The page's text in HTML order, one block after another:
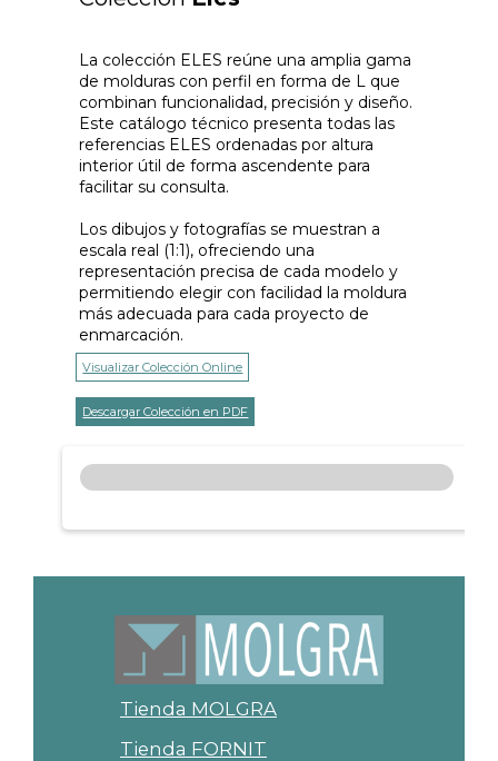
La colección ELES reúne una amplia gama
de molduras con perfil en forma de L que
combinan funcionalidad, precisión y diseño.
Este catálogo técnico presenta todas las
referencias ELES ordenadas por altura
interior útil de forma ascendente para
facilitar su consulta.
Los dibujos y fotografías se muestran a
escala real (1:1), ofreciendo una
representación precisa de cada modelo y
permitiendo elegir con facilidad la moldura
más adecuada para cada proyecto de
enmarcación.
Visualizar Colección Online
Descargar Colección en PDF
Tienda MOLGRA
Tienda FORNIT